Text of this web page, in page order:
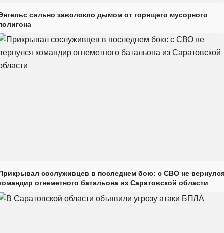
сильно заволокло дымом от горящего мусорного
сослуживцев в последнем бою: с СВО не
огнеметного батальона из Саратовской области